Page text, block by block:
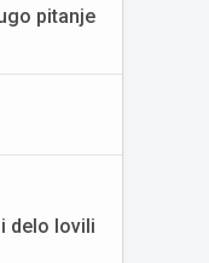
pitanje
delo lovili